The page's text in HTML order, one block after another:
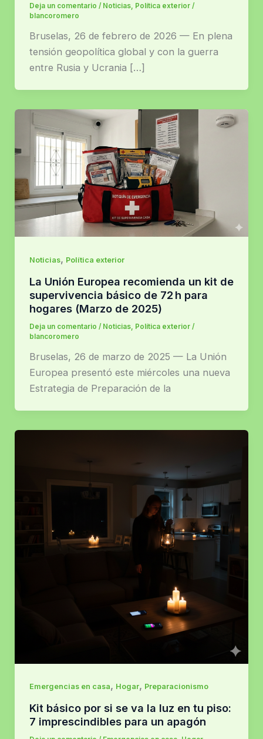
Deja un comentario / Noticias, Política exterior/
blancoromero
Bruselas, 26 de febrero de 2026 — En plena
tensión geopolítica global y con la guerra
entre Rusia y Ucrania […]
Noticias, Política exterior
La Unión Europea recomienda un kit de
supervivencia básico de 72 h para
hogares (Marzo de 2025)
Deja un comentario / Noticias, Política exterior/
blancoromero
Bruselas, 26 de marzo de 2025 — La Unión
Europea presentó este miércoles una nueva
Estrategia de Preparación de la
Emergencias en casa, Hogar, Preparacionismo
Kit básico por si se va la luz en tu piso:
7 imprescindibles para un apagón